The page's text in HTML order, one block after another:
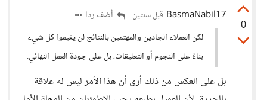
0
BasmaNabil17 قبل سنتين
أضف ردا
لكن العملاء الجادين والمهتمين بالنتائج لن يقيموا كل شيء
بناءً على النجوم أو التعليقات، بل على جودة العمل النهائي.
بل على العكس من ذلك أرى أن هذا الأمر ليس له علاقة